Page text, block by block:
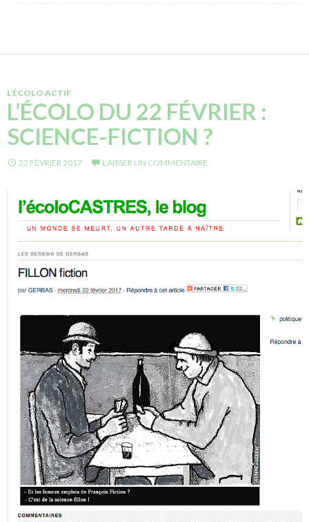
L’ÉCOLO ACTIF
L’ÉCOLO DU 22 FÉVRIER :
SCIENCE-FICTION ?
22 FÉVRIER 2017 LAISSER UN COMMENTAIRE